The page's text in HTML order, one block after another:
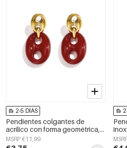
2-5 DÍAS
Pendientes colgantes de
acrílico con forma geométrica,
estilo casual y sencillo para uso
diario. Joyería para mujer.
MSRP €11,99